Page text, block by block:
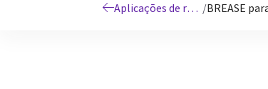
Aplicações de ressonância magnética /